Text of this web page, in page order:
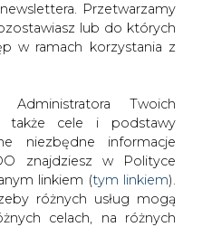
Przetwarzamy
lub do których
w ramach korzystania z
Administratora Twoich
także cele i podstawy
niezbędne informacje
znajdziesz w Polityce
linkiem (tym linkiem).
różnych usług mogą
celach, na różnych
CIRE
Ekstraklasy
skomentuj
udostępnij: